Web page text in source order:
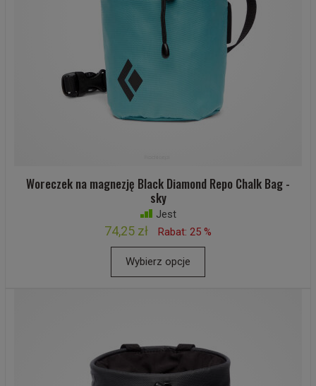
Woreczek na magnezję Black Diamond Repo Chalk Bag -
sky
Jest
74,25 zł Rabat: 25 %
Wybierz opcje